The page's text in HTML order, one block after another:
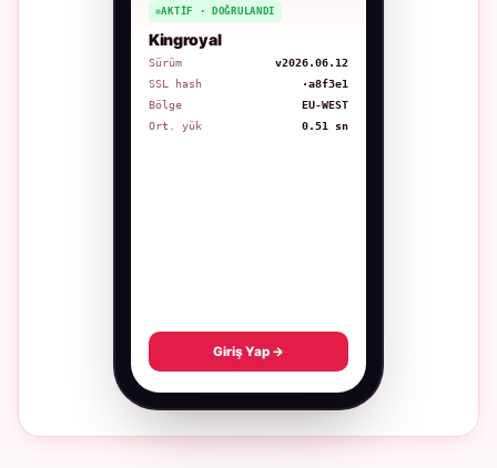
AKTIF · DOĞRULANDI
Kingroyal
Sürüm
v2026.06.12
SSL hash
·a8f3e1
Bölge
EU-WEST
Ort. yük
0.51 sn
Giriş Yap →